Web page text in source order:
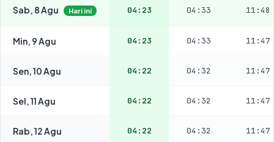
Sab, 8 Agu Hari ini 04:23 04:33 11:48
Min, 9 Agu 04:23 04:33 11:47
Sen, 10 Agu 04:22 04:32 11:47
Sel, 11 Agu 04:22 04:32 11:47
Rab, 12 Agu 04:22 04:32 11:47